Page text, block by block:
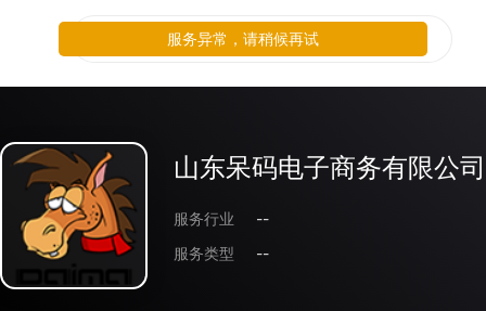
山东呆码电子商务有限公司
服务行业
--
服务类型
--
服务异常，请稍候再试